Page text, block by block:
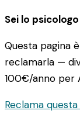
Sei lo
Questa pagina
reclamarla —
100€/anno per
Reclama